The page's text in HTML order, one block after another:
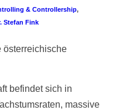
& Controllership,
Stefan Fink
österreichische
befindet sich in
massive